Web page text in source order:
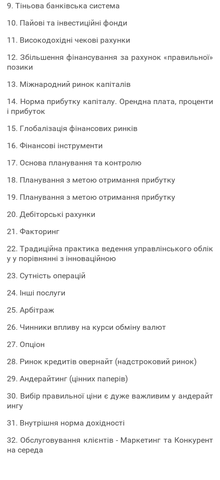
9. Тіньова банківська система
10. Пайові та інвестиційні фонди
11. Високодохідні чекові рахунки
12. Збільшення фінансування за рахунок «правильної»
позики
13. Міжнародний ринок капіталів
14. Норма прибутку капіталу. Орендна плата, проценти
і прибуток
15. Глобалізація фінансових ринків
16. Фінансові інструменти
17. Основа планування та контролю
18. Планування з метою отримання прибутку
19. Планування з метою отримання прибутку
20. Дебіторські рахунки
21. Факторинг
22. Традиційна практика ведення управлінського облік
у у порівнянні з інноваційною
23. Сутність операцій
24. Інші послуги
25. Арбітраж
26. Чинники впливу на курси обміну валют
27. Опціон
28. Ринок кредитів овернайт (надстроковий ринок)
29. Андерайтинг (цінних паперів)
30. Вибір правильної ціни є дуже важливим у андерайт
ингу
31. Внутрішня норма дохідності
32. Обслуговування клієнтів - Маркетинг та Конкурент
на середа